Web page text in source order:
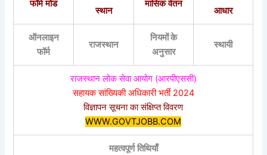
फॉर्म मोड
स्थान
मासिक वेतन
आधार
ऑनलाइन
फॉर्म
राजस्थान
नियमों के
अनुसार
स्थायी
राजस्थान लोक सेवा आयोग (आरपीएससी)
सहायक सांख्यिकी अधिकारी भर्ती 2024
विज्ञापन सूचना का संक्षिप्त विवरण
WWW.GOVTJOBB.COM
महत्वपूर्ण तिथियाँ